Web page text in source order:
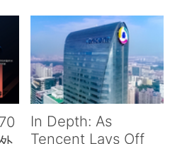
In Depth: As
Tencent Lays Off